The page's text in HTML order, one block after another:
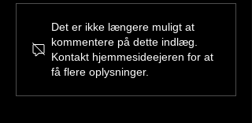
🥋 Graduering i Tårnby
Karate Klub – en dag
fyldt med stolthed og
stærke præstationer
Det er ikke længere muligt at
kommentere på dette indlæg.
Kontakt hjemmesideejeren for at
få flere oplysninger.